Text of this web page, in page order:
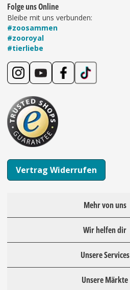
Folge uns Online
Bleibe mit uns verbunden:
#zoosammen
#zooroyal
#tierliebe
Vertrag Widerrufen
Mehr von uns
Wir helfen dir
Unsere Services
Unsere Märkte